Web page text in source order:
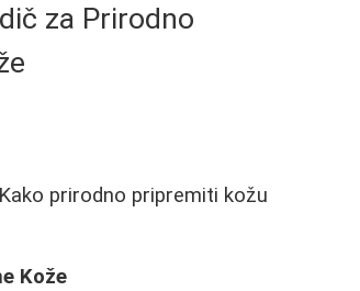
za Prirodno
prirodno pripremiti kožu
Kože